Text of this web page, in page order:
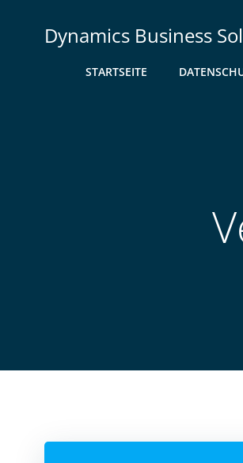
springenDynamics Business
STARTSEITE